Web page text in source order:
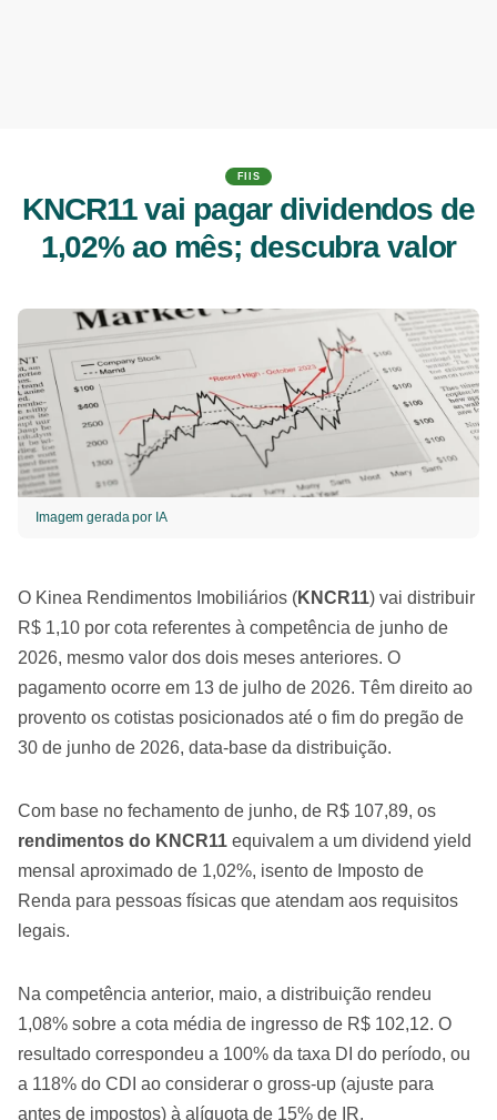
FIIS
KNCR11 vai pagar dividendos de
1,02% ao mês; descubra valor
Imagem gerada por IA
O Kinea Rendimentos Imobiliários (KNCR11) vai distribuir
R$ 1,10 por cota referentes à competência de junho de
2026, mesmo valor dos dois meses anteriores. O
pagamento ocorre em 13 de julho de 2026. Têm direito ao
provento os cotistas posicionados até o fim do pregão de
30 de junho de 2026, data-base da distribuição.
Com base no fechamento de junho, de R$ 107,89, os
rendimentos do KNCR11 equivalem a um dividend yield
mensal aproximado de 1,02%, isento de Imposto de
Renda para pessoas físicas que atendam aos requisitos
legais.
Na competência anterior, maio, a distribuição rendeu
1,08% sobre a cota média de ingresso de R$ 102,12. O
resultado correspondeu a 100% da taxa DI do período, ou
a 118% do CDI ao considerar o gross-up (ajuste para
antes de impostos) à alíquota de 15% de IR.